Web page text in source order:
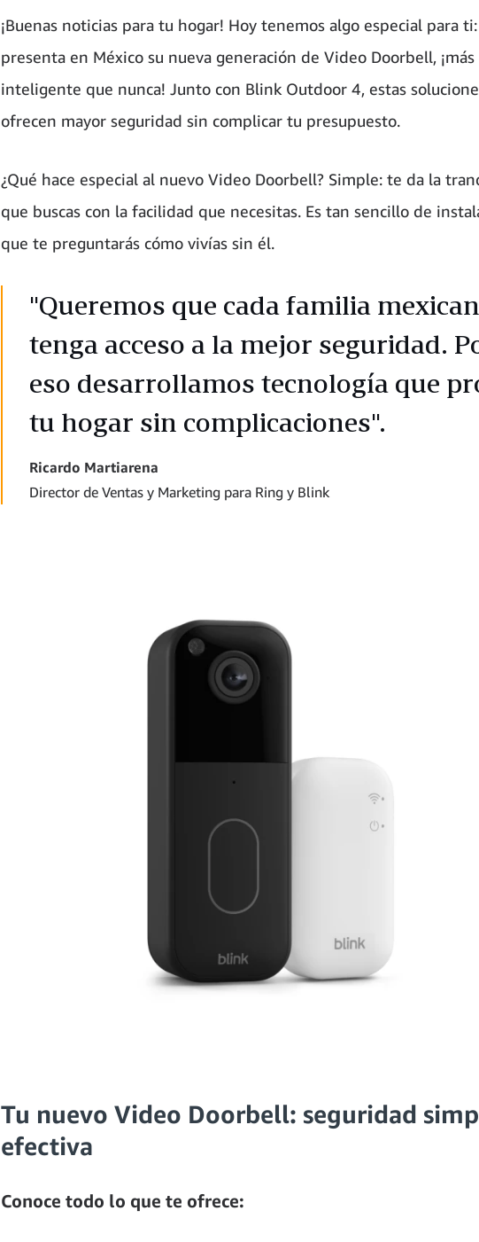
¡Buenas noticias para tu hogar! Hoy tenemos algo especial para
presenta en México su nueva generación de Video Doorbell, ¡más
inteligente que nunca! Junto con Blink Outdoor 4, estas
ofrecen mayor seguridad sin complicar tu presupuesto.
¿Qué hace especial al nuevo Video Doorbell? Simple: te da la
que buscas con la facilidad que necesitas. Es tan sencillo de
que te preguntarás cómo vivías sin él.
"Queremos que cada familia
tenga acceso a la mejor seguridad.
eso desarrollamos tecnología que
tu hogar sin complicaciones".
Ricardo Martiarena
Director de Ventas y Marketing para Ring y Blink
Tu nuevo Video Doorbell: seguridad
efectiva
Conoce todo lo que te ofrece: